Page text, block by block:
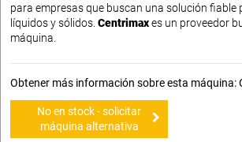
para empresas que buscan una solución fiable
líquidos y sólidos. Centrimaxes un proveedor
máquina.
Obtener más información sobre esta máquina:
No en stock - solicitar
máquina alternativa